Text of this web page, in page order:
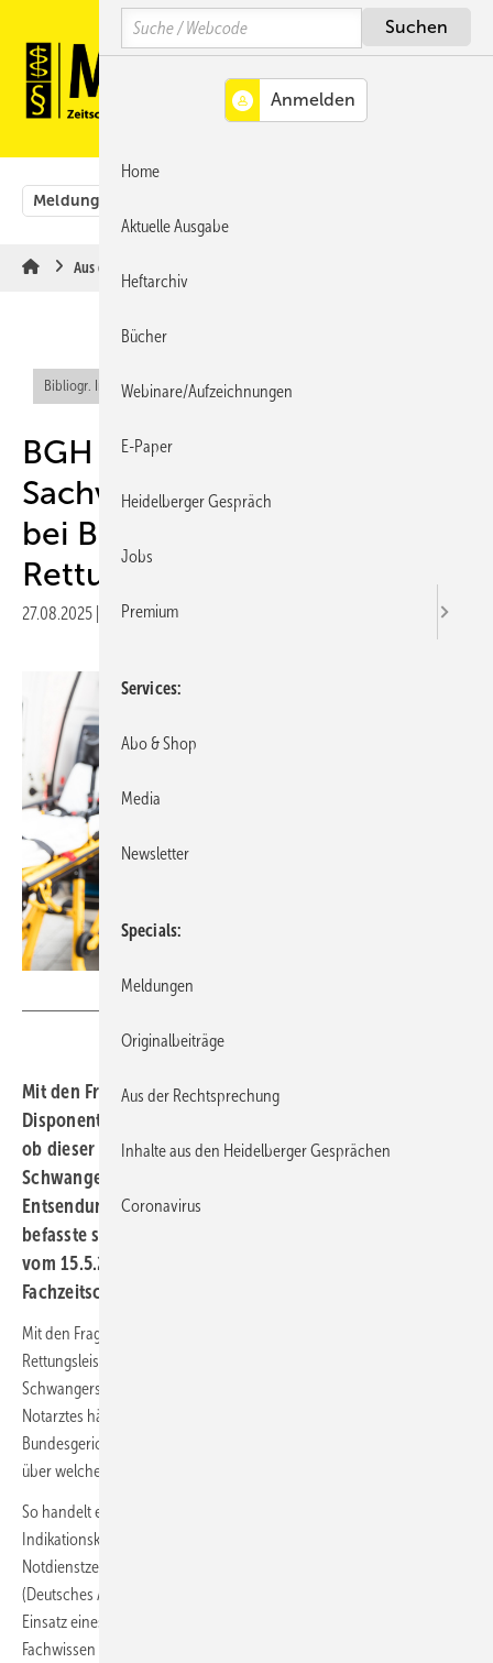
Hauptinhalt
Hauptmenü
SiteSearch
Meldungen
Aus der Rechtsprechung
Bibliogr. Info (RIS)
BGH betont Bedeutung des
Sachverständigengutachtens
bei Beurteilung eines
Rettungsdiensteinsatzes
27.08.2025 Druckvorschau
Mit den Fragen, welche Anforderungen an den
Disponenten einer Rettungsleitstelle zu stellen sind und
ob dieser bei einer gravierenden
Schwangerschaftskomplikation unverzüglich die
Entsendung eines Notarztes hätte veranlassen müssen,
befasste sich der Bundesgerichtshof (BGH) mit Urteil
vom 15.5.2025 (AZ: VI ZR 417/23), über welches die
Fachzeitschrift „Versicherungsrecht“ berichtet.
Mit den Fragen, welche Anforderungen an den Disponenten einer
Rettungsleistelle zu stellen sind und ob dieser bei einer gravierenden
Schwangerschaftskomplikation unverzüglich die Entsendung eines
Notarztes hätte veranlassen müssen, befasste sich der
Bundesgerichtshof (BGH) mit Urteil vom 15.5.2025 (AZ: VI ZR 417/23),
über welches die Fachzeitschrift „Versicherungsrecht“ berichtet.
So handelt es sich bei der Beurteilung, ob unter Berücksichtigung des
Indikationskatalogs der Bundesärztekammer für Disponenten in
Notdienstzentralen und Rettungsleitstellen für den Notarzteinsatz
(Deutsches Ärzteblatt vom 15. März 2013, S. A 521) im Streitfall der
Einsatz eines Notarztes indiziert war, um eine Frage, die medizinisches
Fachwissen im Bereich des Rettungsdienstes voraussetzt, erklärte der
Search
Home
Aktuelle Ausgabe
Heftarchiv
Bücher
Webinare/Aufzeichnungen
E-Paper
Heidelberger Gespräch
Jobs
Premium
Services
Abo & Shop
Media
Newsletter
Specials
Meldungen
Originalbeiträge
Aus der Rechtsprechung
Inhalte aus den Heidelberger Gesprächen
Coronavirus